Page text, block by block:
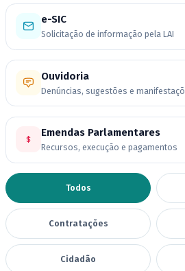
e-SIC
Solicitação de informação pela LAI
Ouvidoria
Denúncias, sugestões e
Emendas Parlamentares
Recursos, execução e pagamentos
Todos
Contratações
Cidadão